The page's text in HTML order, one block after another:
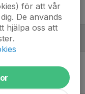
för att vår
De används
hjälpa oss att